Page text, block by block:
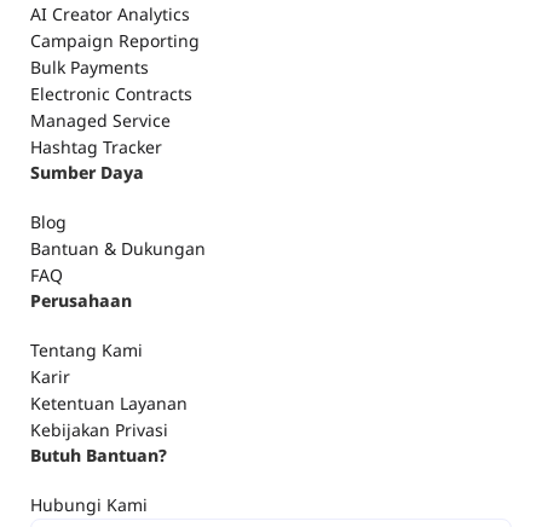
AI Creator Analytics
Campaign Reporting
Bulk Payments
Electronic Contracts
Managed Service
Hashtag Tracker
Sumber Daya
Blog
Bantuan & Dukungan
FAQ
Perusahaan
Tentang Kami
Karir
Ketentuan Layanan
Kebijakan Privasi
Butuh Bantuan?
Hubungi Kami